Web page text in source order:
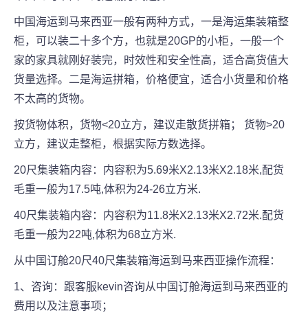
中国海运到马来西亚一般有两种方式，一是海运集装箱整
柜，可以装二十多个方，也就是20GP的小柜，一般一个
家的家具就刚好装完，时效性和安全性高，适合高货值大
货量选择。二是海运拼箱，价格便宜，适合小货量和价格
不太高的货物。
按货物体积，货物<20立方，建议走散货拼箱； 货物>20
立方，建议走整柜，根据实际方数选择。
20尺集装箱内容：内容积为5.69米X2.13米X2.18米,配货
毛重一般为17.5吨,体积为24-26立方米.
40尺集装箱内容：内容积为11.8米X2.13米X2.72米.配货
毛重一般为22吨,体积为68立方米.
从中国订舱20尺40尺集装箱海运到马来西亚操作流程：
1、咨询：跟客服kevin咨询从中国订舱海运到马来西亚的
费用以及注意事项；